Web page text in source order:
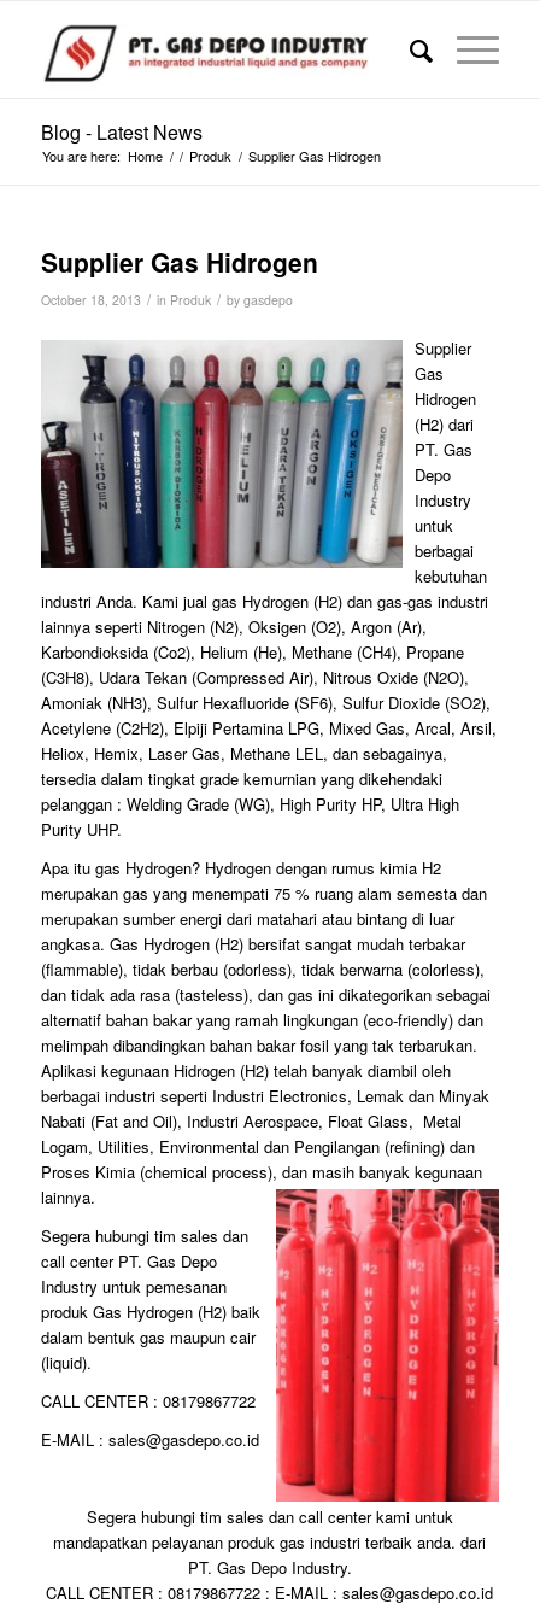
Blog - Latest News
You are here: Home / / Produk / Supplier Gas Hidrogen
Supplier Gas Hidrogen
October 18, 2013 / in Produk / by gasdepo
Supplier
Gas
Hidrogen
(H2) dari
PT. Gas
Depo
Industry
untuk
berbagai
kebutuhan
industri Anda. Kami jual gas Hydrogen (H2) dan gas-gas industri
lainnya seperti Nitrogen (N2), Oksigen (O2), Argon (Ar),
Karbondioksida (Co2), Helium (He), Methane (CH4), Propane
(C3H8), Udara Tekan (Compressed Air), Nitrous Oxide (N2O),
Amoniak (NH3), Sulfur Hexafluoride (SF6), Sulfur Dioxide (SO2),
Acetylene (C2H2), Elpiji Pertamina LPG, Mixed Gas, Arcal, Arsil,
Heliox, Hemix, Laser Gas, Methane LEL, dan sebagainya,
tersedia dalam tingkat grade kemurnian yang dikehendaki
pelanggan : Welding Grade (WG), High Purity HP, Ultra High
Purity UHP.
Apa itu gas Hydrogen? Hydrogen dengan rumus kimia H2
merupakan gas yang menempati 75 % ruang alam semesta dan
merupakan sumber energi dari matahari atau bintang di luar
angkasa. Gas Hydrogen (H2) bersifat sangat mudah terbakar
(flammable), tidak berbau (odorless), tidak berwarna (colorless),
dan tidak ada rasa (tasteless), dan gas ini dikategorikan sebagai
alternatif bahan bakar yang ramah lingkungan (eco-friendly) dan
melimpah dibandingkan bahan bakar fosil yang tak terbarukan.
Aplikasi kegunaan Hidrogen (H2) telah banyak diambil oleh
berbagai industri seperti Industri Electronics, Lemak dan Minyak
Nabati (Fat and Oil), Industri Aerospace, Float Glass, Metal
Logam, Utilities, Environmental dan Pengilangan (refining) dan
Proses Kimia (chemical process), dan masih banyak kegunaan
lainnya.
Segera hubungi tim sales dan
call center PT. Gas Depo
Industry untuk pemesanan
produk Gas Hydrogen (H2) baik
dalam bentuk gas maupun cair
(liquid).
CALL CENTER : 08179867722
E-MAIL : sales@gasdepo.co.id
Segera hubungi tim sales dan call center kami untuk
mandapatkan pelayanan produk gas industri terbaik anda. dari
PT. Gas Depo Industry.
CALL CENTER : 08179867722 : E-MAIL : sales@gasdepo.co.id